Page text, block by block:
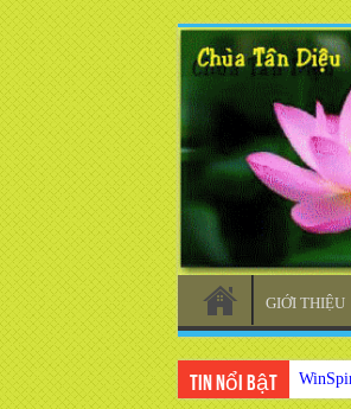
GIỚI THIỆU
Tin nổi bật